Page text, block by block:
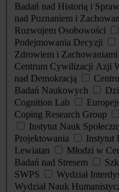
Badań nad Historią i
nad Poznaniem i
Rozwojem Osobowości
Podejmowania Decyzji
Zdrowiem i
Centrum Cywilizacji Azji
nad Demokracją
Badań Naukowych
Cognition Lab
Coping Research Group
Instytut Nauk
Projektowania
Instytut
Lewiatan
Młodzi w
Badań nad Stresem
SWPS
Wydział
Wydział Nauk